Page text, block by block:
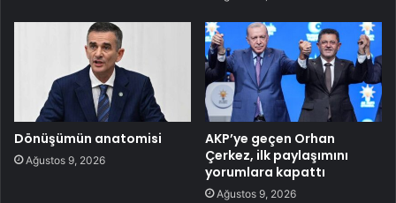
Dönüşümün anatomisi
Ağustos 9, 2026
AKP’ye geçen Orhan
Çerkez, ilk paylaşımını
yorumlara kapattı
Ağustos 9, 2026